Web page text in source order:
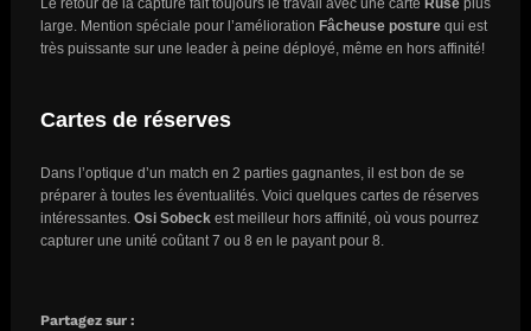
Le retour de la capture fait toujours le travail avec une carte Ruse plus
large. Mention spéciale pour l’amélioration Fâcheuse posturequi est
très puissante sur une leader à peine déployé, même en hors affinité!
Cartes de réserves
Dans l’optique d’un match en 2 parties gagnantes, il est bon de se
préparer à toutes les éventualités. Voici quelques cartes de réserves
intéressantes. Osi Sobeckest meilleur hors affinité, où vous pourrez
capturer une unité coûtant 7 ou 8 en le payant pour 8.
Partagez sur :